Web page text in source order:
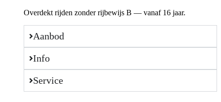
Overdekt rijden zonder rijbewijs B — vanaf 16 jaar.
Aanbod
Info
Service